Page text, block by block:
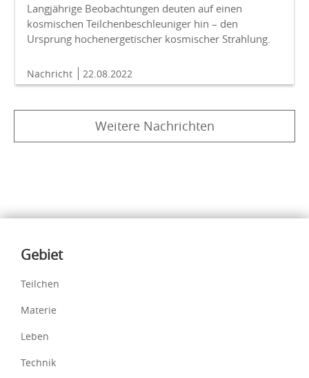
Langjährige Beobachtungen deuten auf einen
kosmischen Teilchenbeschleuniger hin – den
Ursprung hochenergetischer kosmischer Strahlung.
Nachricht 22.08.2022
Weitere Nachrichten
Inhalte
Gebiet
Teilchen
Materie
Leben
Technik